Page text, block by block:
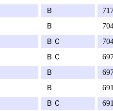
Ｂ
Ｂ
ＢＣ
ＢＣ
Ｂ
Ｂ
ＢＣ